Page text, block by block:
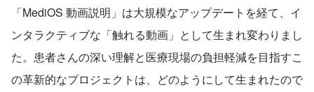
「MediOS 動画説明」は大規模なアップデートを経て、イ
ンタラクティブな「触れる動画」として生まれ変わりまし
た。患者さんの深い理解と医療現場の負担軽減を目指すこ
の革新的なプロジェクトは、どのようにして生まれたので